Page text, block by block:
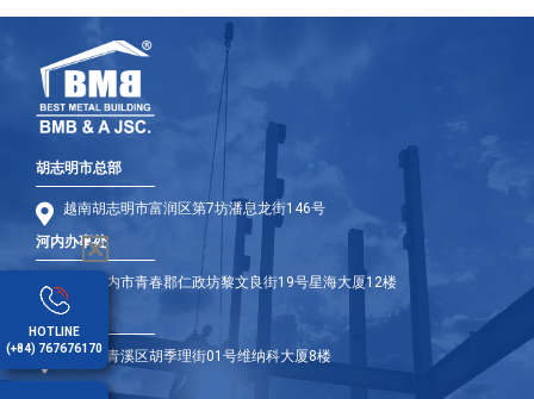
胡志明市总部
越南胡志明市富润区第7坊潘息龙街146号
河内办事处
越南河内市青春郡仁政坊黎文良街19号星海大厦12楼
岘港办事处
岘港市青溪区胡季理街01号维纳科大厦8楼
HOTLINE
(+84) 767676170